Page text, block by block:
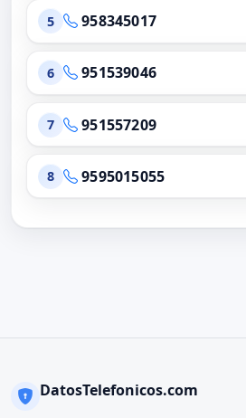
5 958345017
6 951539046
7 951557209
8 9595015055
DatosTelefonicos.com